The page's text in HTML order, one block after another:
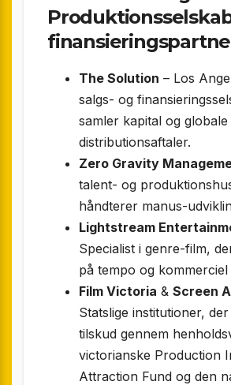
The Solution – Los
salgs- og
samler kapital og globale
distributionsaftaler.
Zero Gravity
talent- og
håndterer manus-
Lightstream
Specialist i genre-film,
på tempo og kommerciel
Film Victoria & Screen
Statslige institutioner,
tilskud gennem
victorianske Production
Attraction Fund og den